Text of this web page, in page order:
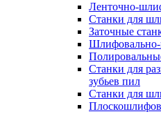
Ленточно-
Станки для
Заточные
Шлифовально-
Станки для
зубьев пил
Станки для